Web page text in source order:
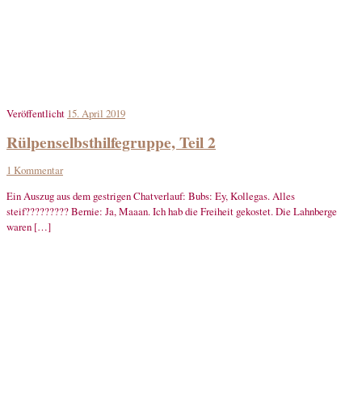
Veröffentlicht 15. April 2019
Rülpenselbsthilfegruppe, Teil 2
1 Kommentar
Ein Auszug aus dem gestrigen Chatverlauf: Bubs: Ey, Kollegas. Alles
steif????????? Bernie: Ja, Maaan. Ich hab die Freiheit gekostet. Die Lahnberge
waren […]